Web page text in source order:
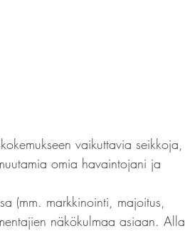
vaikuttavia seikkoja,
omia havaintojani ja
(mm. markkinointi, majoitus,
näkökulmaa asiaan. Alla